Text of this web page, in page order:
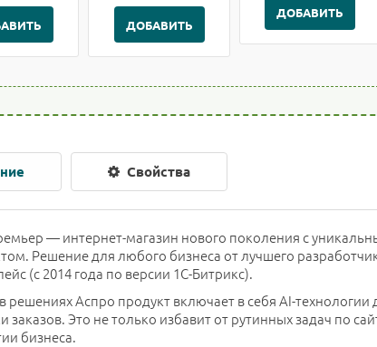
ДОБАВИТЬ
ДОБАВИТЬ
Свойства
— интернет-магазин нового поколения с
Решение для любого бизнеса от лучшего
(с 2014 года по версии 1С-Битрикс).
решениях Аспро продукт включает в себя AI-технологии
заказов. Это не только избавит от рутинных задач по
бизнеса.